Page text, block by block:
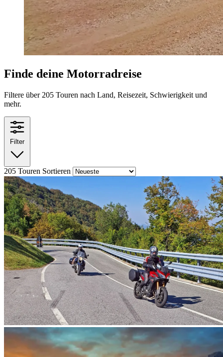
Finde deine Motorradreise
Filtere über 205 Touren nach Land, Reisezeit, Schwierigkeit und
mehr.
Filter
205 Touren Sortieren